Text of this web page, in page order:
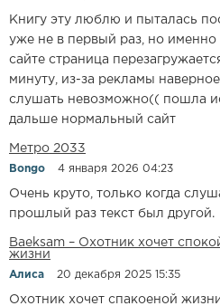
Книгу эту люблю и пыталась
уже не в первый раз, но именно
сайте страница
минуту, из-за рекламы наверное,
слушать невозможно(( пошла
дальше нормальный сайт
Метро 2033
Bongo 4 января 2026 04:23
Очень круто, только когда
прошлый раз текст был другой.
Baeksam – Охотник хочет
жизни
Алиса 20 декабря 2025 15:35
Охотник хочет спакоеной